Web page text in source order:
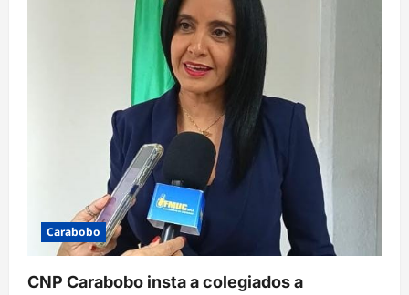
Carabobo
CNP Carabobo insta a colegiados a